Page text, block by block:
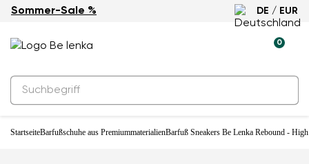
Sommer-Sale % DE / EUR
0
StartseiteBarfußschuhe aus PremiummaterialienBarfuß Sneakers Be Lenka Rebound -
-30%